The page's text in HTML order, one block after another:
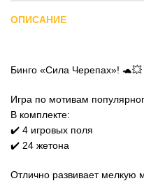
ОПИСАНИЕ
Бинго «Сила Черепах»! 🐢💥
Игра по мотивам
В комплекте:
✔️ 4 игровых поля
✔️ 24 жетона
Отлично развивает мелкую